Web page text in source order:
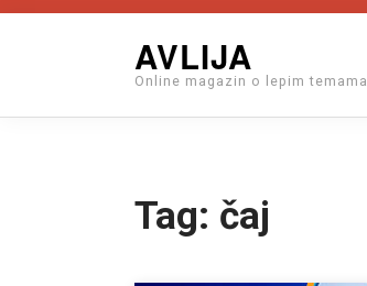
AVLIJA
Online magazin o lepim temama
Tag: čaj